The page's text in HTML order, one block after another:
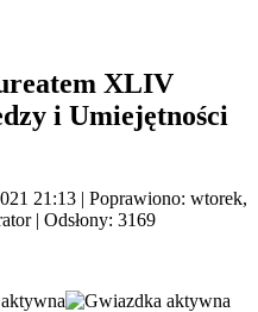
XLIV
i Umiejętności
21:13 | Poprawiono: wtorek,
| Odsłony: 3169